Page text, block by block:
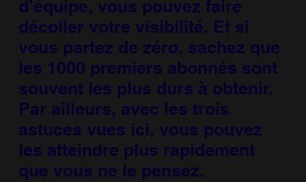
d’équipe, vous pouvez faire
décoller votre visibilité. Et si
vous partez de zéro, sachez que
les 1000 premiers abonnés sont
souvent les plus durs à obtenir.
Par ailleurs, avec les trois
astuces vues ici, vous pouvez
les atteindre plus rapidement
que vous ne le pensez.